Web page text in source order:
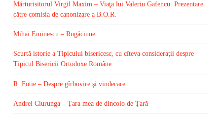
Mărturisitorul Virgil Maxim – Viaţa lui Valeriu Gafencu. Prezentare
către comisia de canonizare a B.O.R.
Mihai Eminescu – Rugăciune
Scurtă istorie a Tipicului bisericesc, cu cîteva consideraţii despre
Tipicul Bisericii Ortodoxe Române
R. Fotie – Despre gîrbovire şi vindecare
Andrei Ciurunga – Ţara mea de dincolo de Ţară